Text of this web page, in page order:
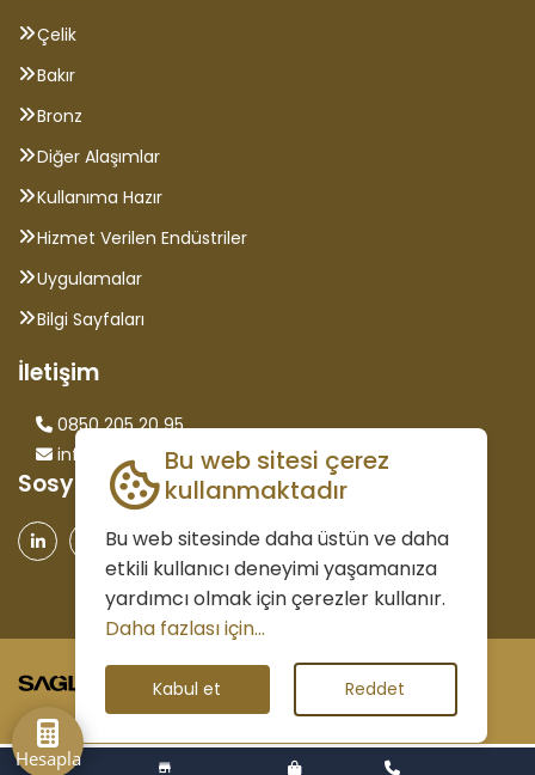
Çelik
Bakır
Bronz
Diğer Alaşımlar
Kullanıma Hazır
Hizmet Verilen Endüstriler
Uygulamalar
Bilgi Sayfaları
İletişim
0850 205 20 95
info@saglammetal.com
Sosyal Medya
©2026 Tüm Hakları Saklıdır.
Bu web sitesi çerez
kullanmaktadır
Bu web sitesinde daha üstün ve daha
etkili kullanıcı deneyimi yaşamanıza
yardımcı olmak için çerezler kullanır.
Daha fazlası için...
Kabul et Reddet
Hesapla